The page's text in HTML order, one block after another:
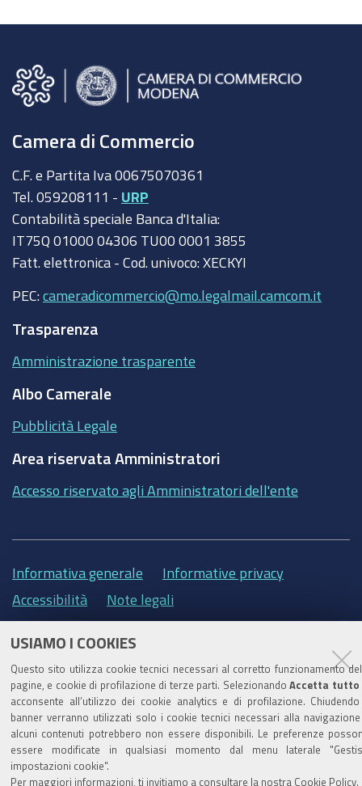
USIAMO I COOKIES
Questo sito utilizza cookie tecnici necessari al corretto funzionamento
pagine, e cookie di profilazione di terze parti. SelezionandoAccetta tutto
acconsente all’utilizzo dei cookie analytics e di profilazione.
banner verranno utilizzati solo i cookie tecnici necessari alla
alcuni contenuti potrebbero non essere disponibili. Le preferenze
essere modificate in qualsiasi momento dal menu laterale
impostazioni cookie".
Per maggiori informazioni, ti invitiamo a consultare la nostra Cookie Policy
Camera di Commercio
C.F. e Partita Iva 00675070361
Tel. 059208111 - URP
Contabilità speciale Banca d'Italia:
IT75Q 01000 04306 TU00 0001 3855
Fatt. elettronica - Cod. univoco: XECKYI
PEC: cameradicommercio@mo.legalmail.camcom.it
Trasparenza
Amministrazione trasparente
Albo Camerale
Pubblicità Legale
Area riservata Amministratori
Accesso riservato agli Amministratori dell'ente
Informativa generale
Informative privacy
Accessibilità
Note legali